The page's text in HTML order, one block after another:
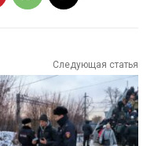
Следующая статья